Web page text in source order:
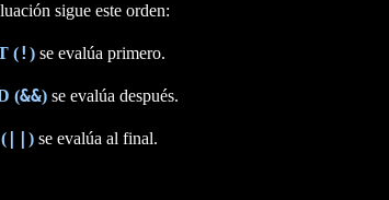
sigue este orden:
(! ) se evalúa primero.
(&&) se evalúa después.
) se evalúa al final.